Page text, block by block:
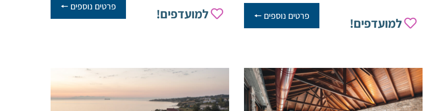
למועדפים! פרטים נוספים 🠔 למועדפים! פרטים נוספים 🠔